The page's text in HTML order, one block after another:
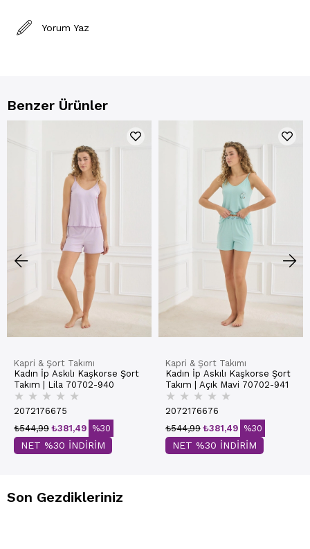
Yorum Yaz
Benzer Ürünler
Kapri & Şort Takımı
Kadın İp Askılı Kaşkorse Şort
Takım | Lila 70702-940
★ ★ ★ ★ ★
2072176675
₺381,49
₺544,99 %30
NET %30 İNDİRİM
Kapri & Şort Takımı
Kadın İp Askılı Kaşkorse Şort
Takım | Açık Mavi 70702-941
★ ★ ★ ★ ★
2072176676
₺381,49
₺544,99 %30
NET %30 İNDİRİM
Son Gezdikleriniz